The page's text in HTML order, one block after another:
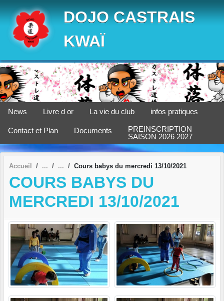
DOJO CASTRAIS
KWAÏ
News Livre d or La vie du club infos pratiques
Contact et Plan Documents
PREINSCRIPTION
SAISON 2026 2027
Accueil Cours babys du mercredi 13/10/2021
COURS BABYS DU
MERCREDI 13/10/2021
Panneau de gestion des cookies